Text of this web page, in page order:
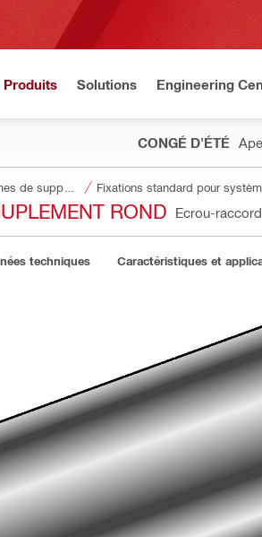
Produits Solutions Engineering
CONGÉ D'ÉTÉ
Fixations standard pour
ROND Ecrou-
techniques Caractéristiques et